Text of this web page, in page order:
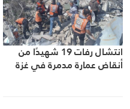
انتشال رفات 19 شهيدًا من
أنقاض عمارة مدمرة في غزة